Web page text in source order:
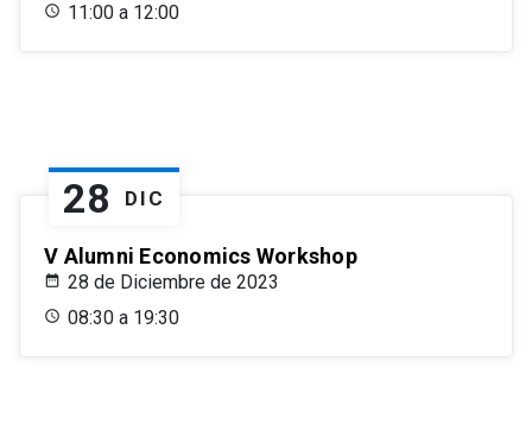
11:00 a 12:00
28 DIC
V Alumni Economics Workshop
28 de Diciembre de 2023
08:30 a 19:30